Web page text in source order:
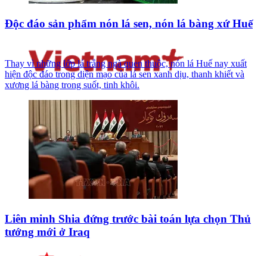
Độc đáo sản phẩm nón lá sen, nón lá bàng xứ Huế
Thay vì những lớp lá trắng ngà quen thuộc, nón lá Huế nay xuất
hiện độc đáo trong diện mạo của lá sen xanh dịu, thanh khiết và
xương lá bàng trong suốt, tinh khôi.
Liên minh Shia đứng trước bài toán lựa chọn Thủ
tướng mới ở Iraq